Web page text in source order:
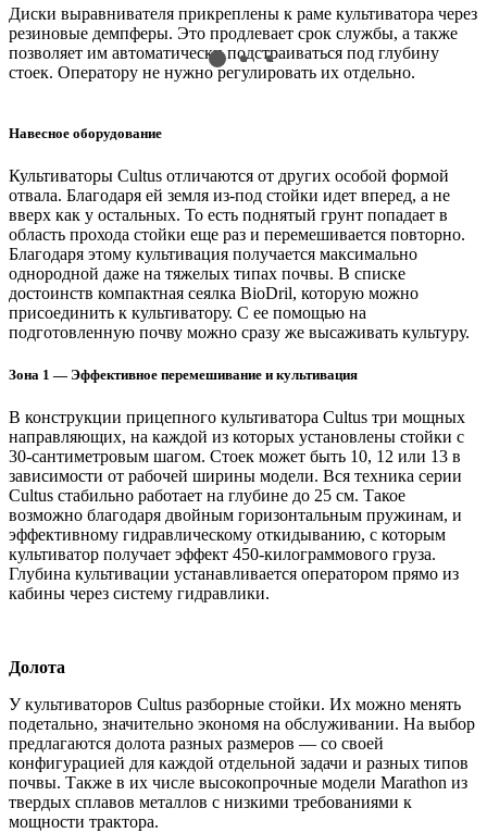
Диски выравнивателя прикреплены к раме культиватора через
резиновые демпферы. Это продлевает срок службы, а также
позволяет им автоматически подстраиваться под глубину
стоек. Оператору не нужно регулировать их отдельно.
Навесное оборудование
Культиваторы Cultus отличаются от других особой формой
отвала. Благодаря ей земля из-под стойки идет вперед, а не
вверх как у остальных. То есть поднятый грунт попадает в
область прохода стойки еще раз и перемешивается повторно.
Благодаря этому культивация получается максимально
однородной даже на тяжелых типах почвы. В списке
достоинств компактная сеялка BioDril, которую можно
присоединить к культиватору. С ее помощью на
подготовленную почву можно сразу же высаживать культуру.
Зона 1 — Эффективное перемешивание и культивация
В конструкции прицепного культиватора Cultus три мощных
направляющих, на каждой из которых установлены стойки с
30-сантиметровым шагом. Стоек может быть 10, 12 или 13 в
зависимости от рабочей ширины модели. Вся техника серии
Cultus стабильно работает на глубине до 25 см. Такое
возможно благодаря двойным горизонтальным пружинам, и
эффективному гидравлическому откидыванию, с которым
культиватор получает эффект 450-килограммового груза.
Глубина культивации устанавливается оператором прямо из
кабины через систему гидравлики.
Долота
У культиваторов Cultus разборные стойки. Их можно менять
подетально, значительно экономя на обслуживании. На выбор
предлагаются долота разных размеров — со своей
конфигурацией для каждой отдельной задачи и разных типов
почвы. Также в их числе высокопрочные модели Marathon из
твердых сплавов металлов с низкими требованиями к
мощности трактора.